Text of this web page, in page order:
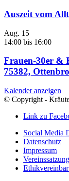
Auszeit vom
Aug. 15
14:00 bis 16:00
Frauen-30er &
75382,
Kalender anzeigen
© Copyright -
Link zu
Social Media
Datenschutz
Impressum
Vereinssatzung